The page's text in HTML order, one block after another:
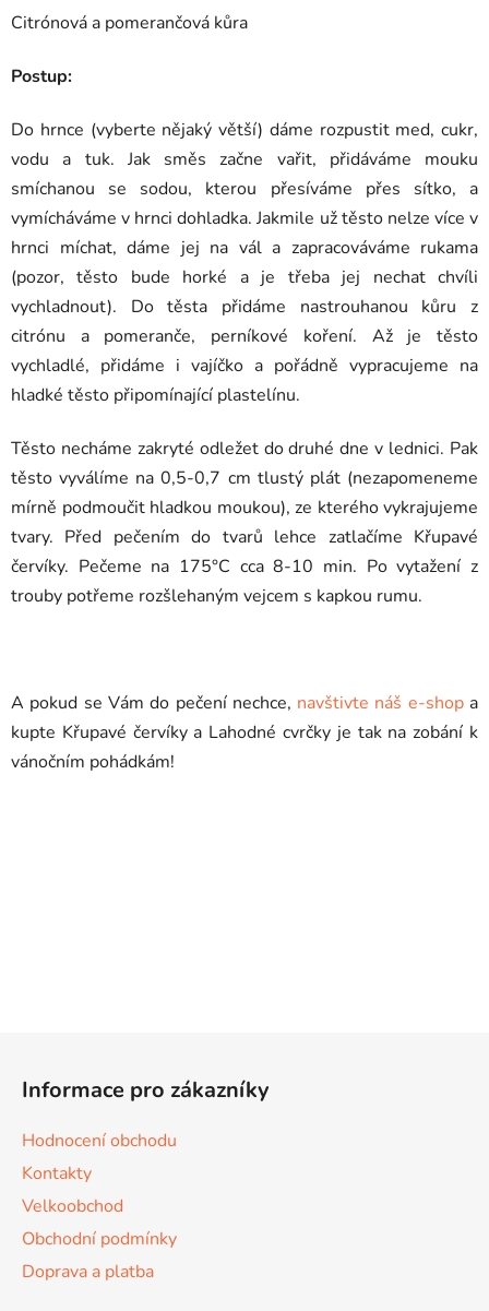
Citrónová a pomerančová kůra
Postup:
Do hrnce (vyberte nějaký větší) dáme rozpustit med, cukr,
vodu a tuk. Jak směs začne vařit, přidáváme mouku
smíchanou se sodou, kterou přesíváme přes sítko, a
vymícháváme v hrnci dohladka. Jakmile už těsto nelze více v
hrnci míchat, dáme jej na vál a zapracováváme rukama
(pozor, těsto bude horké a je třeba jej nechat chvíli
vychladnout). Do těsta přidáme nastrouhanou kůru z
citrónu a pomeranče, perníkové koření. Až je těsto
vychladlé, přidáme i vajíčko a pořádně vypracujeme na
hladké těsto připomínající plastelínu.
Těsto necháme zakryté odležet do druhé dne v lednici. Pak
těsto vyválíme na 0,5-0,7 cm tlustý plát (nezapomeneme
mírně podmoučit hladkou moukou), ze kterého vykrajujeme
tvary. Před pečením do tvarů lehce zatlačíme Křupavé
červíky. Pečeme na 175°C cca 8-10 min. Po vytažení z
trouby potřeme rozšlehaným vejcem s kapkou rumu.
A pokud se Vám do pečení nechce, navštivte náš e-shopa
kupte Křupavé červíky a Lahodné cvrčky je tak na zobání k
vánočním pohádkám!
Informace pro zákazníky
Hodnocení obchodu
Kontakty
Velkoobchod
Obchodní podmínky
Doprava a platba